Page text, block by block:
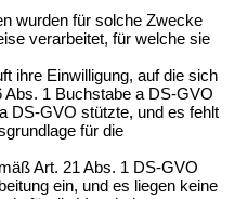
wurden für solche Zwecke
verarbeitet, für welche sie
ihre Einwilligung, auf die sich
Abs. 1 Buchstabe a DS-GVO
DS-GVO stützte, und es fehlt
für die
Art. 21 Abs. 1 DS-GVO
ein, und es liegen keine